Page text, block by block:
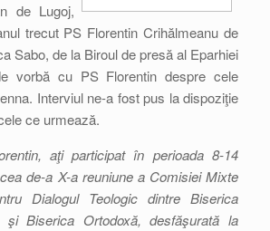
de Lugoj,
trecut PS Florentin Crihălmeanu de
Sabo, de la Biroul de presă al Eparhiei
vorbă cu PS Florentin despre cele
Interviul ne-a fost pus la dispoziţie
ce urmează.
aţi participat în perioada 8-14
de-a X-a reuniune a Comisiei Mixte
Dialogul Teologic dintre Biserica
şi Biserica Ortodoxă, desfăşurată la